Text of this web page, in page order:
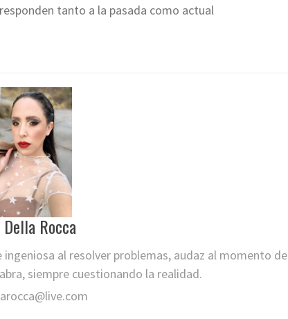
tanto a la pasada como actual
Rocca
al resolver problemas, audaz al momento de
siempre cuestionando la realidad.